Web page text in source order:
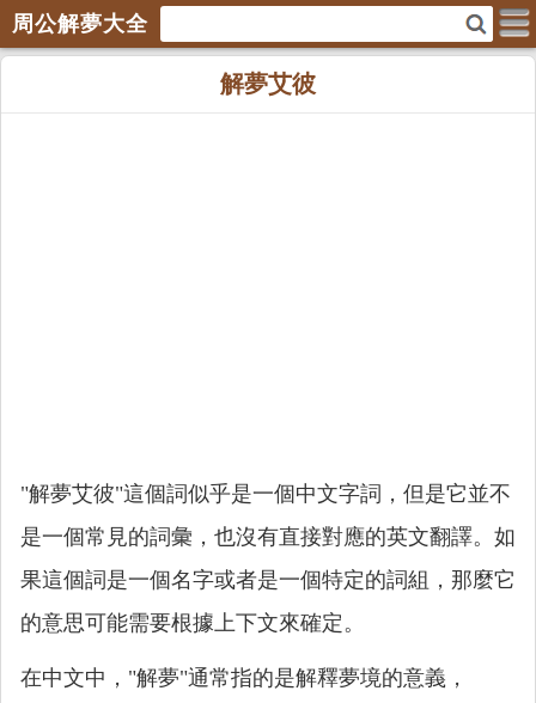
周公解夢大全
解夢艾彼
"解夢艾彼"這個詞似乎是一個中文字詞，但是它並不
是一個常見的詞彙，也沒有直接對應的英文翻譯。如
果這個詞是一個名字或者是一個特定的詞組，那麼它
的意思可能需要根據上下文來確定。
在中文中，"解夢"通常指的是解釋夢境的意義，